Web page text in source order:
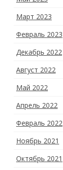
Март 2023
Февраль 2023
Декабрь 2022
Август 2022
Май 2022
Апрель 2022
Февраль 2022
Ноябрь 2021
Октябрь 2021